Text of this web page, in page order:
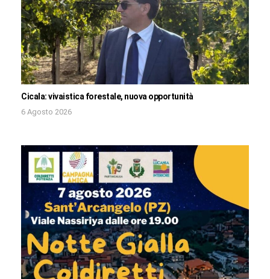
Cicala: vivaistica forestale, nuova opportunità
6 Agosto 2026